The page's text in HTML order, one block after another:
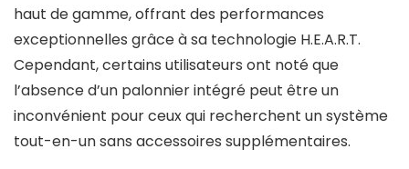
haut de gamme, offrant des performances
exceptionnelles grâce à sa technologie H.E.A.R.T.
Cependant, certains utilisateurs ont noté que
l’absence d’un palonnier intégré peut être un
inconvénient pour ceux qui recherchent un système
tout-en-un sans accessoires supplémentaires.